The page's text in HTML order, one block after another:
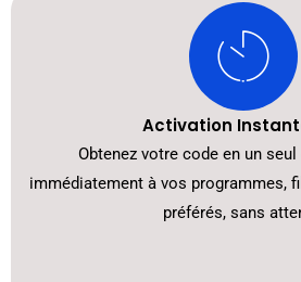
Activation
Obtenez votre code en un
immédiatement à vos programmes,
préférés, sans